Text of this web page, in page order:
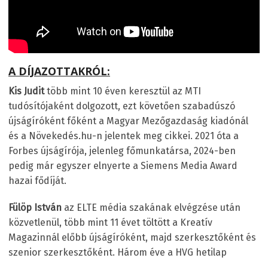
A DÍJAZOTTAKRÓL:
Kis Judittöbb mint 10 éven keresztül az MTI
tudósítójaként dolgozott, ezt követően szabadúszó
újságíróként főként a Magyar Mezőgazdaság kiadónál
és a Növekedés.hu-n jelentek meg cikkei. 2021 óta a
Forbes újságírója, jelenleg főmunkatársa, 2024-ben
pedig már egyszer elnyerte a Siemens Media Award
hazai fődíját.
Fülöp István az ELTE média szakának elvégzése után
közvetlenül, több mint 11 évet töltött a Kreatív
Magazinnál előbb újságíróként, majd szerkesztőként és
szenior szerkesztőként. Három éve a HVG hetilap